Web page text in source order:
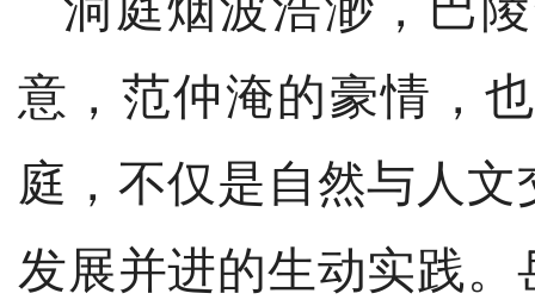
意，范仲淹的豪情，
庭，不仅是自然与人
发展并进的生动实践